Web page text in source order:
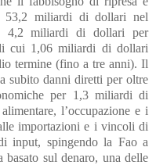
53,2 miliardi di dollari nel
4,2 miliardi di dollari per
cui 1,06 miliardi di dollari
termine (fino a tre anni). Il
subito danni diretti per oltre
per 1,3 miliardi di
l’occupazione e i
importazioni e i vincoli di
input, spingendo la Fao a
basato sul denaro, una delle